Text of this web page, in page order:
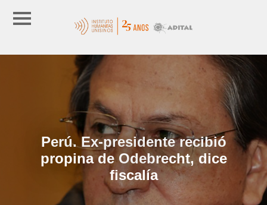
Perú. Ex-presidente recibió
propina de Odebrecht, dice
fiscalía